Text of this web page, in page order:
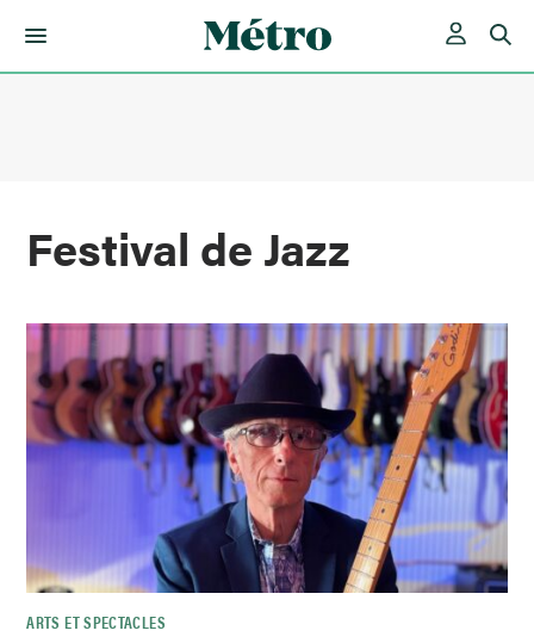
Festival de Jazz
ARTS ET SPECTACLES